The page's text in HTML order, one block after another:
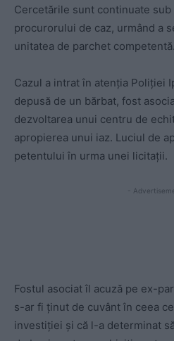
Cercetările sunt continuate sub
procurorului de caz, urmând a
unitatea de parchet competentă.
Cazul a intrat în atenţia Poliţiei
depusă de un bărbat, fost
dezvoltarea unui centru de
apropierea unui iaz. Luciul de
petentului în urma unei licitaţii.
-
Fostul asociat îl acuză pe ex-
s-ar fi ţinut de cuvânt în ceea
investiţiei şi că l-a determinat